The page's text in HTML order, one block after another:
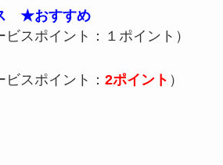
★おすすめ
ビスポイント：１ポイント）
ビスポイント： 2ポイント ）